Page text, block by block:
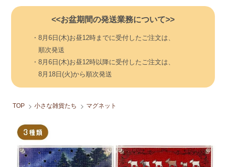
<<お盆期間の発送業務について>>
・8月6日(木)お昼12時までに受付したご注文は、
順次発送
・8月6日(木)お昼12時以降に受付したご注文は、
8月18日(火)から順次発送
TOP 小さな雑貨たち マグネット